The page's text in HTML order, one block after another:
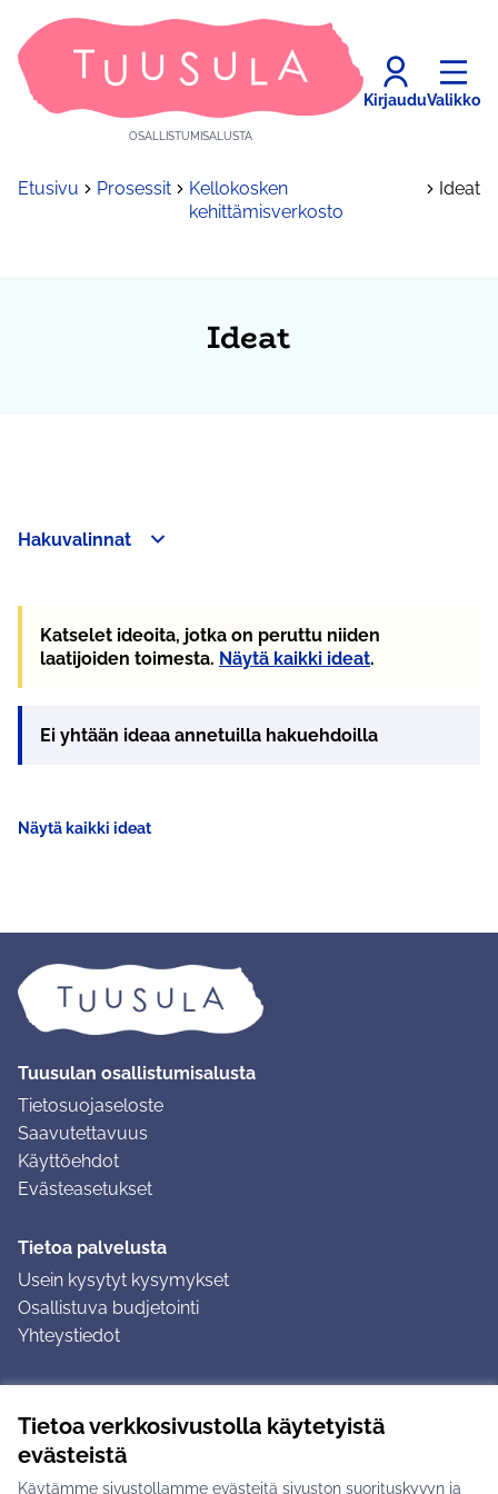
Tietoa verkkosivustolla käytetyistä
evästeistä
Käytämme sivustollamme evästeitä sivuston suorituskyvyn ja
OSALLISTUMISALUSTA
KirjauduValikko
Etusivu Prosessit
Kellokosken
kehittämisverkosto
Ideat
Ideat
Hakuvalinnat
−
Katselet ideoita, jotka on peruttu niiden
laatijoiden toimesta. Näytä kaikki ideat.
Ei yhtään ideaa annetuilla hakuehdoilla
Näytä kaikki ideat
Tuusulan osallistumisalusta
Tietosuojaseloste
Saavutettavuus
Käyttöehdot
Evästeasetukset
Tietoa palvelusta
Usein kysytyt kysymykset
Osallistuva budjetointi
Yhteystiedot
Ohjeet kirjautumiseen
Ohjeet kommentin jättämiseen